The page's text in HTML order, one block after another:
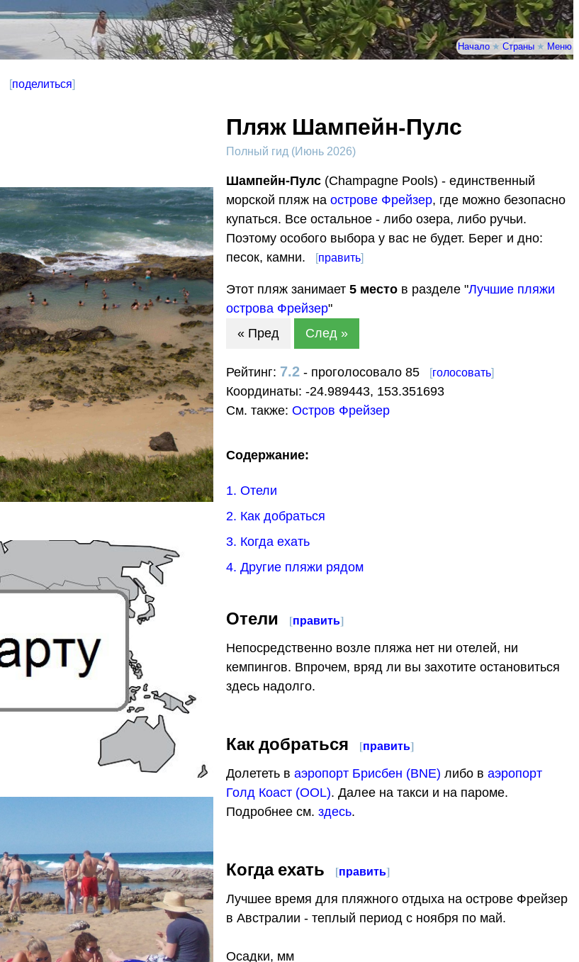
Начало★ Страны ★ Меню
[поделиться]
Пляж Шампейн-Пулс
Полный гид (Июнь 2026)
Шампейн-Пулс(Champagne Pools) - единственный
морской пляж на острове Фрейзер, где можно безопасно
купаться. Все остальное - либо озера, либо ручьи.
Поэтому особого выбора у вас не будет. Берег и дно:
песок, камни.
[править]
Этот пляж занимает 5местов разделе "Лучшие пляжи
острова Фрейзер"
« Пред
След »
Рейтинг: 7.2- проголосовало 85 [голосовать]
Координаты: -24.989443, 153.351693
См. также: Остров Фрейзер
Содержание:
1. Отели
2. Как добраться
3. Когда ехать
4. Другие пляжи рядом
Отели [править]
Непосредственно возле пляжа нет ни отелей, ни
кемпингов. Впрочем, вряд ли вы захотите остановиться
здесь надолго.
Как добраться [править]
Долететь в аэропорт Брисбен (BNE) либо в аэропорт
Голд Коаст (OOL). Далее на такси и на пароме.
Подробнее см. здесь.
Когда ехать [править]
Лучшее время для пляжного отдыха на острове Фрейзер
в Австралии - теплый период с ноября по май.
Осадки, мм